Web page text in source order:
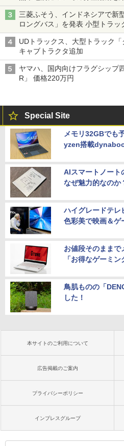
三菱ふそう、インドネシアで新
ロングバス」を発表 小型トラッ
バス
UDトラックス、大型トラック
キャブトラクタ追加
ヤマハ、国内向けフラグシップ
R」 価格220万円
Special Site
メモリ32GBでも
yzen搭載
AIスマートノート
なぜ魅力的なのか
ハイグレードテ
色彩美で映画＆ゲ
お値段そのままで
「お得なゲーミン
鳥肌ものの「
した！
本サイトのご利用について
広告掲載のご案内
プライバシーポリシー
インプレスグループ